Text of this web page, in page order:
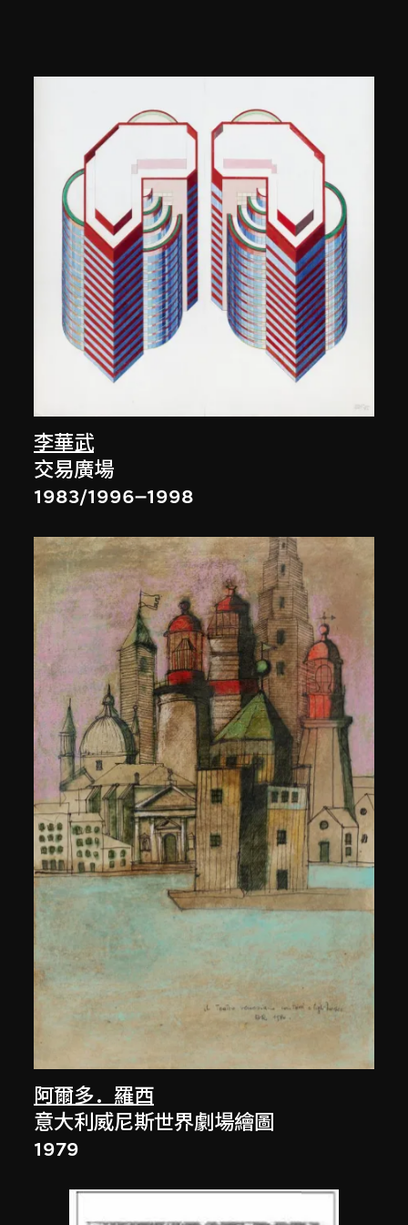
李華武
交易廣場
1983/1996–1998
阿爾多．羅西
意大利威尼斯世界劇場繪圖
1979